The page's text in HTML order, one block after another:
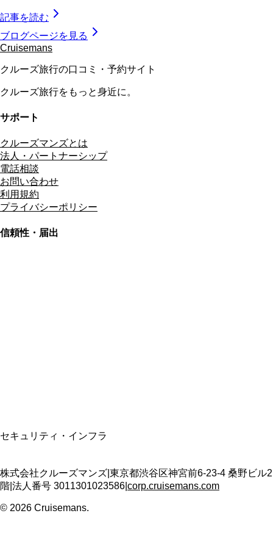
記事を読む
ブログページを見る
Cruisemans
クルーズ旅行の口コミ・予約サイト
クルーズ旅行をもっと身近に。
サポート
クルーズマンズとは
法人・パートナーシップ
電話相談
お問い合わせ
利用規約
プライバシーポリシー
信頼性・届出
セキュリティ・インフラ
株式会社クルーズマンズ 東京都渋谷区神宮前6-23-4 桑野ビル2
階 法人番号 3011301023586 corp.cruisemans.com
© 2026 Cruisemans.